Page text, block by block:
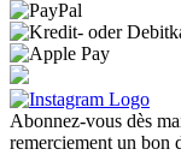
Abonnez-vous dès
remerciement un bon